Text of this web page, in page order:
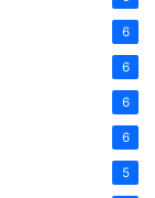
6
6
6
6
5